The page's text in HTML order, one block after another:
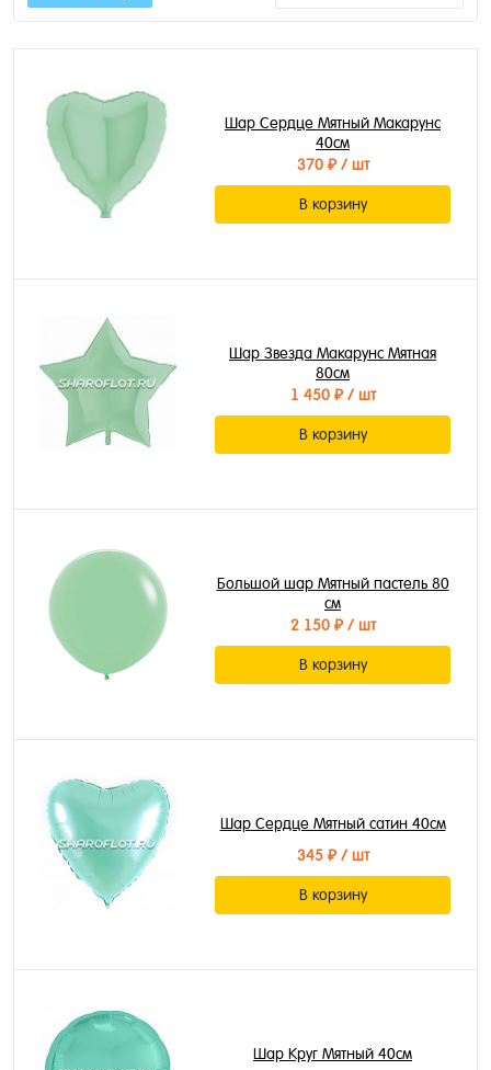
Шар Сердце Мятный Макарунс
40см
370 ₽/ шт
В корзину
Шар Звезда Макарунс Мятная
80см
1 450 ₽/ шт
В корзину
Большой шар Мятный пастель 80
см
2 150 ₽/ шт
В корзину
Шар Сердце Мятный сатин 40см
345 ₽/ шт
В корзину
Шар Круг Мятный 40см